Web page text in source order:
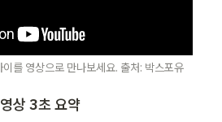
를 영상으로 만나보세요. 출처: 박스포유
상 3초 요약